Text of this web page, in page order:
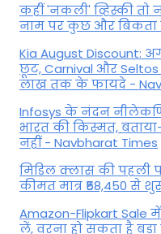
कहीं 'नकली' व्हिस्की तो
नाम पर कुछ और बिकता
Kia August Discount:
छूट, Carnival और Seltos
लाख तक के फायदे -
Infosys के नंदन
भारत की किस्मत,
नहीं - Navbharat Times
मिडिल क्लास की पहली
कीमत मात्र ₹58,450 से
Amazon-Flipkart Sale
लें, वरना हो सकता है